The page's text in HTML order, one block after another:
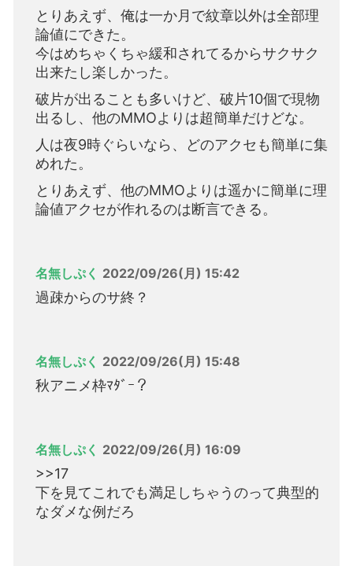
とりあえず、俺は一か月で紋章以外は全部理
論値にできた。
今はめちゃくちゃ緩和されてるからサクサク
出来たし楽しかった。
破片が出ることも多いけど、破片10個で現物
出るし、他のMMOよりは超簡単だけどな。
人は夜9時ぐらいなら、どのアクセも簡単に集
めれた。
とりあえず、他のMMOよりは遥かに簡単に理
論値アクセが作れるのは断言できる。
名無しぷく 2022/09/26(月) 15:42
過疎からのサ終？
名無しぷく 2022/09/26(月) 15:48
秋アニメ枠ﾏﾀﾞｰ？
名無しぷく 2022/09/26(月) 16:09
>>17
下を見てこれでも満足しちゃうのって典型的
なダメな例だろ